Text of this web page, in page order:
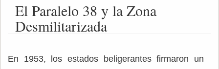
El Paralelo 38 y la Zona
Desmilitarizada
En 1953, los estados beligerantes firmaron un